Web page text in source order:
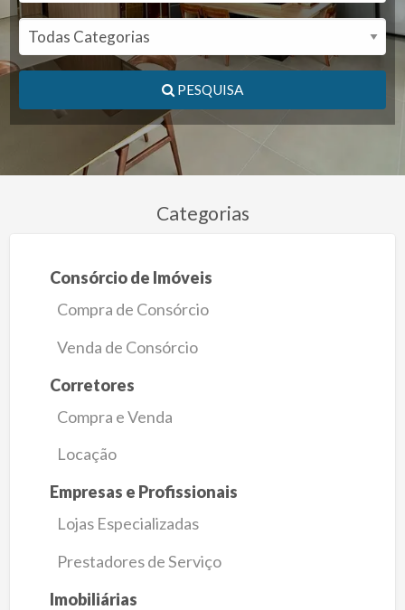
PESQUISA
Categorias
Consórcio de Imóveis
Compra de Consórcio
Venda de Consórcio
Corretores
Compra e Venda
Locação
Empresas e Profissionais
Lojas Especializadas
Prestadores de Serviço
Imobiliárias